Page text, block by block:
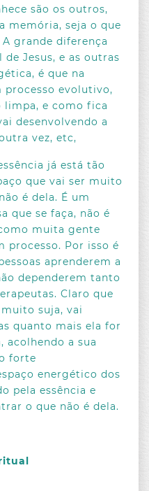
são os outros,
memória, seja o que
grande diferença
Jesus, e as outras
é que na
processo evolutivo,
limpa, e como fica
desenvolvendo a
vez, etc,
já está tão
que vai ser muito
é dela. É um
que se faça, não é
muita gente
processo. Por isso é
aprenderem a
dependerem tanto
Claro que
suja, vai
quanto mais ela for
acolhendo a sua
forte
energético dos
pela essência e
o que não é dela.